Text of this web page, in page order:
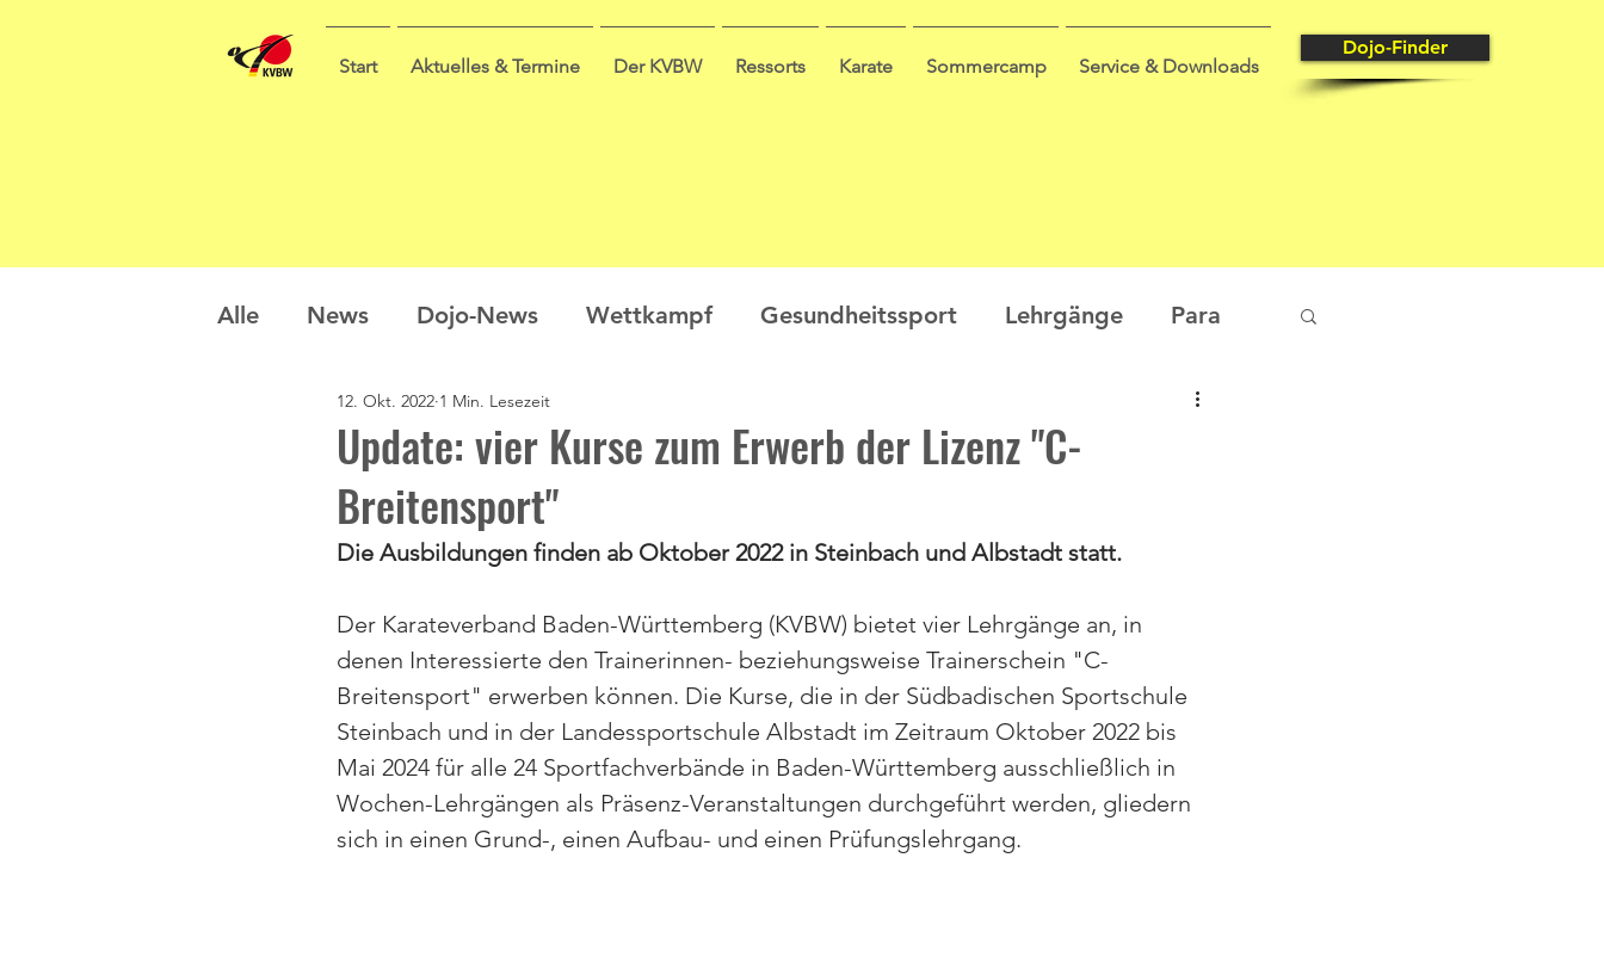
Start Aktuelles & Termine Der KVBW Ressorts Karate Sommercamp Service & Downloads
Dojo-Finder
Alle News Dojo-News Wettkampf Gesundheitssport Lehrgänge Para
Nachwuchs Prüfungen
Sommercamp Umfrage
Update: vier Kurse zum Erwerb der Lizenz "C-
Breitensport"
12. Okt. 2022 1 Min. Lesezeit
Die Ausbildungen finden ab Oktober 2022 in Steinbach und Albstadt statt.
Der Karateverband Baden-Württemberg (KVBW) bietet vier Lehrgänge an, in
denen Interessierte den Trainerinnen- beziehungsweise Trainerschein "C-
Breitensport" erwerben können. Die Kurse, die in der Südbadischen Sportschule
Steinbach und in der Landessportschule Albstadt im Zeitraum Oktober 2022 bis
Mai 2024 für alle 24 Sportfachverbände in Baden-Württemberg ausschließlich in
Wochen-Lehrgängen als Präsenz-Veranstaltungen durchgeführt werden, gliedern
sich in einen Grund-, einen Aufbau- und einen Prüfungslehrgang.